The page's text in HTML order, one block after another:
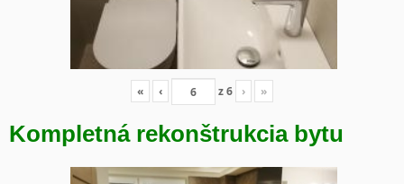
« ‹ z6 › »
Kompletná rekonštrukcia bytu